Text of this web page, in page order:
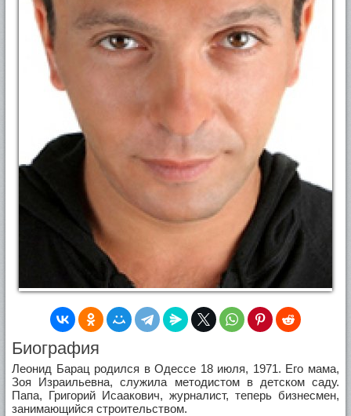
Биография
Леонид Барац родился в Одессе 18 июля, 1971. Его мама,
Зоя Израильевна, служила методистом в детском саду.
Папа, Григорий Исаакович, журналист, теперь бизнесмен,
занимающийся строительством.